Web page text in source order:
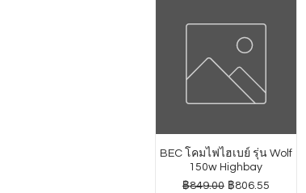
BEC โคมไฟไฮเบย์ รุ่น Wolf
150w Highbay
ราคาปกติ
฿849.00 ราคาขายลด
฿806.55